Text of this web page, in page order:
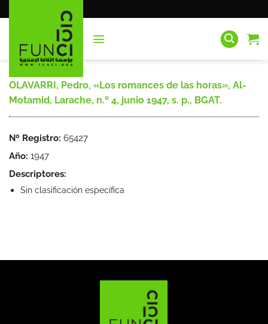
al
OLAVARRI, Pedro, «Los romances de las horas», Al-
Motamid, Larache, n.º 4, junio 1947, s. p., BGAT.
Nº Registro: 65427
Año: 1947
Descriptores:
Sin clasificación específica